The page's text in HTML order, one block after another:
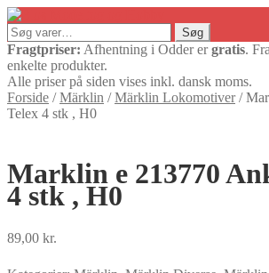
Søg
efter:
Søg
Fragtpriser: Afhentning i Odder ergratis.
enkelte produkter.
Alle priser på siden vises inkl. dansk moms.
Forside /Märklin /Märklin Lokomotiver/
Telex 4 stk , H0
Marklin e 213770
4 stk , H0
89,00 kr.